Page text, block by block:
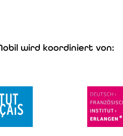
wird koordiniert von: